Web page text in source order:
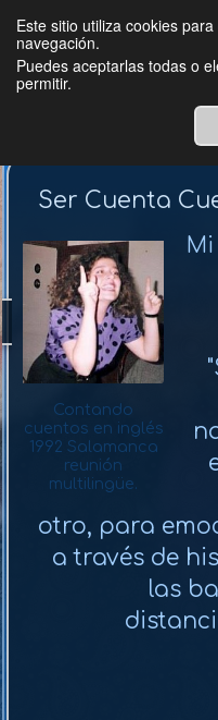
Ser Cuenta
Contando
cuentos en inglés
1992 Salamanca
reunión
multilingüe.
Mi
otro, para
a través de
las
Este sitio utiliza cookies
navegación.
Puedes aceptarlas todas o
permitir.